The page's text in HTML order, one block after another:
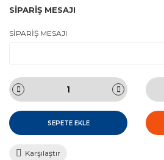
SİPARİŞ MESAJI
SİPARİŞ MESAJI
SEPETE EKLE
Karşılaştır